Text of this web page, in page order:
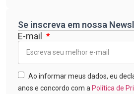
Se inscreva em nossa
E-mail
Ao informar meus dados, eu
anos e concordo com a Política de